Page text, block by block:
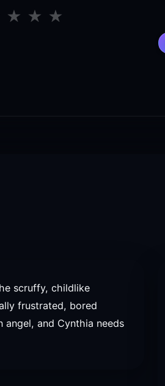
★ ★ ★
scruffy, childlike
frustrated, bored
angel, and Cynthia needs